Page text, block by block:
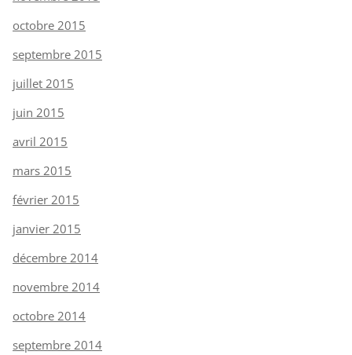
octobre 2015
septembre 2015
juillet 2015
juin 2015
avril 2015
mars 2015
février 2015
janvier 2015
décembre 2014
novembre 2014
octobre 2014
septembre 2014